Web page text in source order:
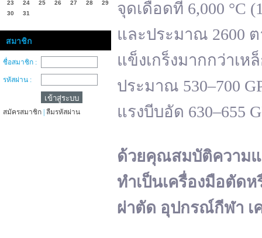
23
24 25 26 27 28
29
30
31
สมาชิก
ชื่อสมาชิก :
รหัสผ่าน :
สมัครสมาชิก ลืมรหัสผ่าน
จุดเดือดที่ 6,000 °C
และประมาณ 2600
แข็งเกร็งมากกว่าเ
ประมาณ 530–700
แรงบีบอัด 630–655
ด้วยคุณสมบัติความแ
ทำเป็นเครื่องมือตัดห
ผ่าตัด อุปกรณ์กีฬา เ